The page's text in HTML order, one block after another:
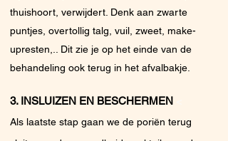
thuishoort, verwijdert. Denk aan zwarte
puntjes, overtollig talg, vuil, zweet, make-
upresten,.. Dit zie je op het einde van de
behandeling ook terug in het afvalbakje.
3. INSLUIZEN EN BESCHERMEN
Als laatste stap gaan we de poriën terug